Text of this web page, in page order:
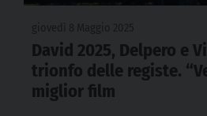
David 2025, Delpero e
trionfo delle registe.
miglior film